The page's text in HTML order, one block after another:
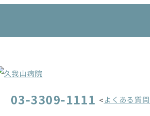
03-3309-1111 <よくある質問